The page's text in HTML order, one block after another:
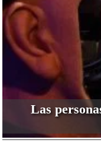
Las